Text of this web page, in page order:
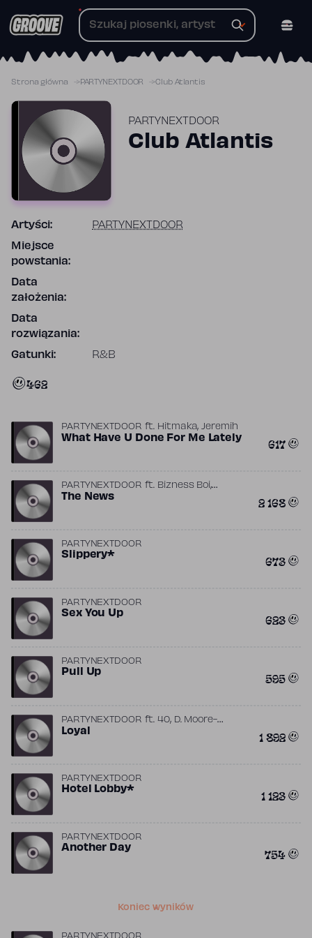
do
Strona główna PARTYNEXTDOOR Club Atlantis
PARTYNEXTDOOR
Club Atlantis
Artyści: PARTYNEXTDOOR
Miejsce
powstania:
Data
założenia:
Data
rozwiązania:
Gatunki: R&B
462
PARTYNEXTDOOR ft. Hitmaka,Jeremih
What Have U Done For Me Lately 617
PARTYNEXTDOOR ft. Bizness Boi,
Hoskins
The News 2 168
PARTYNEXTDOOR
Slippery* 673
PARTYNEXTDOOR
Sex You Up 623
PARTYNEXTDOOR
Pull Up 595
PARTYNEXTDOOR ft.40, D. Moore-
Jackson
Loyal 1 892
PARTYNEXTDOOR
Hotel Lobby* 1 123
PARTYNEXTDOOR
Another Day 754
Koniec wyników